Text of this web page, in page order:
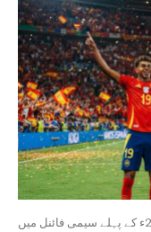
ٹیکساس: (میڈیا رپورٹس) فیفا ورلڈ کپ 2026ء کے پہلے سیمی فائنل میں